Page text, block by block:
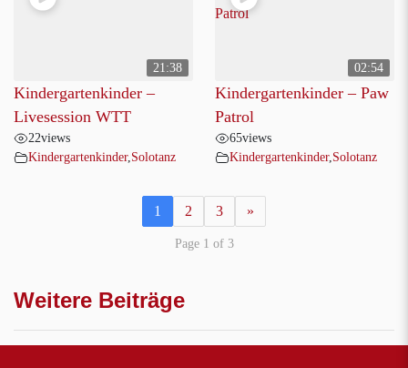
21:38
Kindergartenkinder –
Livesession WTT
22views
Kindergartenkinder,Solotanz
02:54
Kindergartenkinder – Paw
Patrol
65views
Kindergartenkinder,Solotanz
1 2 3 »
Page 1 of 3
Weitere Beiträge